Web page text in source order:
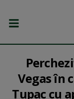
Vegas în
Tupac cu